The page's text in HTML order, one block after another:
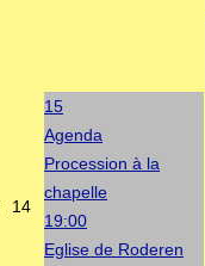
14
15
Agenda
Procession à la
chapelle
19:00
Eglise de Roderen